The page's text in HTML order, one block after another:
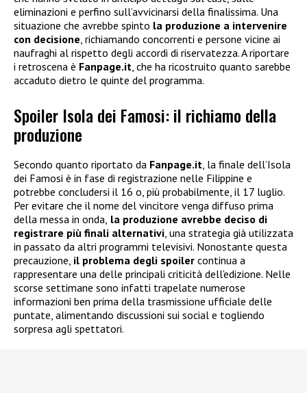
eliminazioni e perfino sull’avvicinarsi della finalissima. Una
situazione che avrebbe spinto la produzione a intervenire
con decisione, richiamando concorrenti e persone vicine ai
naufraghi al rispetto degli accordi di riservatezza. A riportare
i retroscena è Fanpage.it, che ha ricostruito quanto sarebbe
accaduto dietro le quinte del programma.
Spoiler Isola dei Famosi: il richiamo della
produzione
Secondo quanto riportato da Fanpage.it , la finale dell’Isola
dei Famosi è in fase di registrazione nelle Filippine e
potrebbe concludersi il 16 o, più probabilmente, il 17 luglio.
Per evitare che il nome del vincitore venga diffuso prima
della messa in onda, la produzione avrebbe deciso di
registrare più finali alternativi , una strategia già utilizzata
in passato da altri programmi televisivi. Nonostante questa
precauzione, il problema degli spoiler continua a
rappresentare una delle principali criticità dell’edizione. Nelle
scorse settimane sono infatti trapelate numerose
informazioni ben prima della trasmissione ufficiale delle
puntate, alimentando discussioni sui social e togliendo
sorpresa agli spettatori.